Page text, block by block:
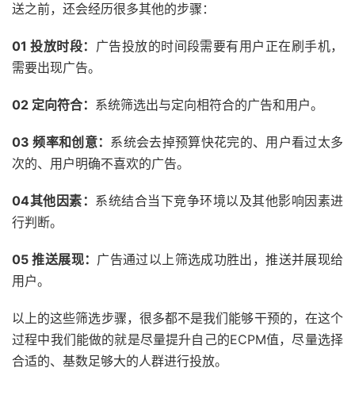
送之前，还会经历很多其他的步骤：
01 投放时段： 广告投放的时间段需要有用户正在刷手机，
需要出现广告。
02 定向符合： 系统筛选出与定向相符合的广告和用户。
03 频率和创意： 系统会去掉预算快花完的、用户看过太多
次的、用户明确不喜欢的广告。
04其他因素： 系统结合当下竞争环境以及其他影响因素进
行判断。
05 推送展现： 广告通过以上筛选成功胜出，推送并展现给
用户。
以上的这些筛选步骤，很多都不是我们能够干预的，在这个
过程中我们能做的就是尽量提升自己的ECPM值，尽量选择
合适的、基数足够大的人群进行投放。